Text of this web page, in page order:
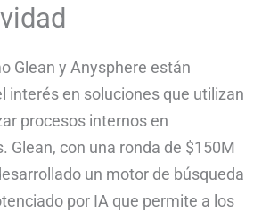
Glean y Anysphere están
interés en soluciones que utilizan
procesos internos en
Glean, con una ronda de $150M
un motor de búsqueda
por IA que permite a los